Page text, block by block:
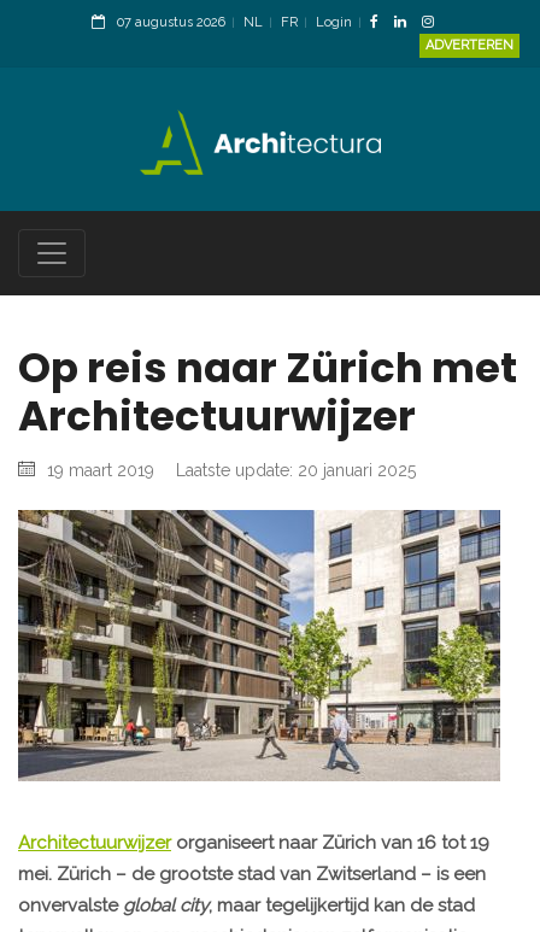
07 augustus 2026 NL FR
Login
ADVERTEREN
Op reis naar Zürich met
Architectuurwijzer
19 maart 2019 Laatste update: 20 januari 2025
Architectuurwijzerorganiseert naar Zürich van 16 tot 19
mei. Zürich – de grootste stad van Zwitserland – is een
onvervalste global city, maar tegelijkertijd kan de stad